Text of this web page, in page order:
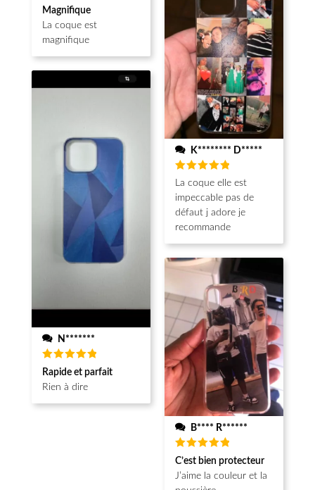
Note5
sur 5
Magnifique
La coque est
magnifique
N*******
Note5
sur 5
Rapide et parfait
Rien à dire
K******** D*****
Note5
sur 5
La coque elle est
impeccable pas de
défaut j adore je
recommande
B**** R******
Note5
sur 5
C’est bien protecteur
J’aime la couleur et la